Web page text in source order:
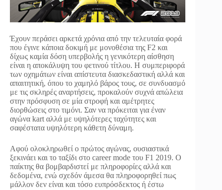
Έχουν περάσει αρκετά χρόνια από την τελευταία φορά
που έγινε κάποια δοκιμή με μονοθέσια της F2 και
δίχως καμία δόση υπερβολής η γενικότερη αίσθηση
είναι η αποκάλυψη του φετινού τίτλου. Η συμπεριφορά
των οχημάτων είναι απίστευτα διασκεδαστική αλλά και
απαιτητική, όπου το χαμηλό βάρος τους, σε συνδυασμό
με τις σκληρές αναρτήσεις, προκαλούν συχνά απώλεια
στην πρόσφυση σε μία στροφή και αμέτρητες
διορθώσεις στο τιμόνι. Σαν να πρόκειται για έναν
αγώνα kart αλλά με υψηλότερες ταχύτητες και
σαφέστατα υψηλότερη κάθετη δύναμη.
Αφού ολοκληρωθεί ο πρώτος αγώνας, ουσιαστικά
ξεκινάει και το ταξίδι στο career mode του F1 2019. Ο
παίκτης θα βομβαρδιστεί με πληροφορίες αλλά και
δεδομένα, ενώ σχεδόν άμεσα θα πληροφορηθεί πως
μάλλον δεν είναι και τόσο ευπρόσδεκτος ή έστω